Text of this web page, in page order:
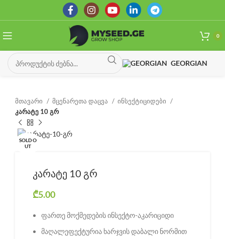
0
GEORGIAN
მთავარი მცენარეთა დაცვა
ინსექტიციდები
კარატე 10 გრ
SOLD O
UT
კარატე 10 გრ
₾5.00
ფართე მოქმედების ინსექტო-აკარიციდი
მაღალეფექტურია ხარჯვის დაბალი ნორმით